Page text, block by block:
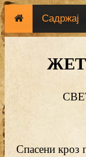
Садржај
Спасени кроз